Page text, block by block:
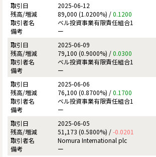
2025-06-12
89,000 (1.0200%) /0.1200
ベル投資事業有限責任組合1
ー
2025-06-09
79,100 (0.9000%) /0.0300
ベル投資事業有限責任組合1
ー
2025-06-06
76,100 (0.8700%) /0.1700
ベル投資事業有限責任組合1
ー
2025-06-05
51,173 (0.5800%) /-0.0201
Nomura International plc
ー